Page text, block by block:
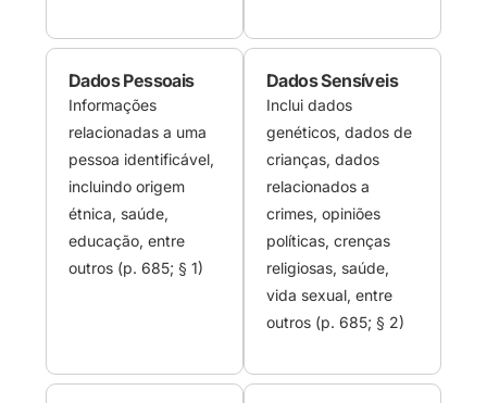
Dados Pessoais
Informações
relacionadas a uma
pessoa identificável,
incluindo origem
étnica, saúde,
educação, entre
outros (p. 685; § 1)
Dados Sensíveis
Inclui dados
genéticos, dados de
crianças, dados
relacionados a
crimes, opiniões
políticas, crenças
religiosas, saúde,
vida sexual, entre
outros (p. 685; § 2)